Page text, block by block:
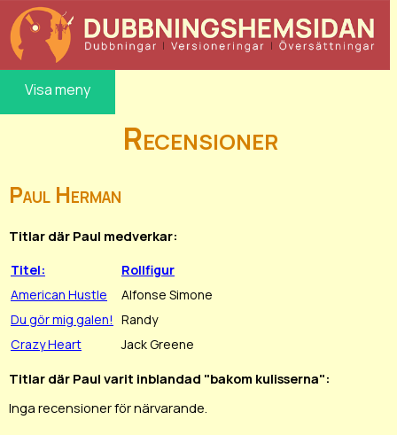
Visa meny
Recensioner
Paul Herman
Titlar där Paul medverkar:
Titel:
Rollfigur
American Hustle
Alfonse Simone
Du gör mig galen! Randy
Crazy Heart
Jack Greene
Titlar där Paul varit inblandad "bakom kulisserna":
Inga recensioner för närvarande.